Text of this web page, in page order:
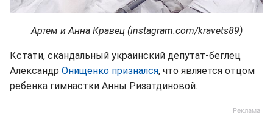
Артем и Анна Кравец (instagram.com/kravets89)
Кстати, скандальный украинский депутат-беглец
Александр Онищенко признался, что является отцом
ребенка гимнастки Анны Ризатдиновой.